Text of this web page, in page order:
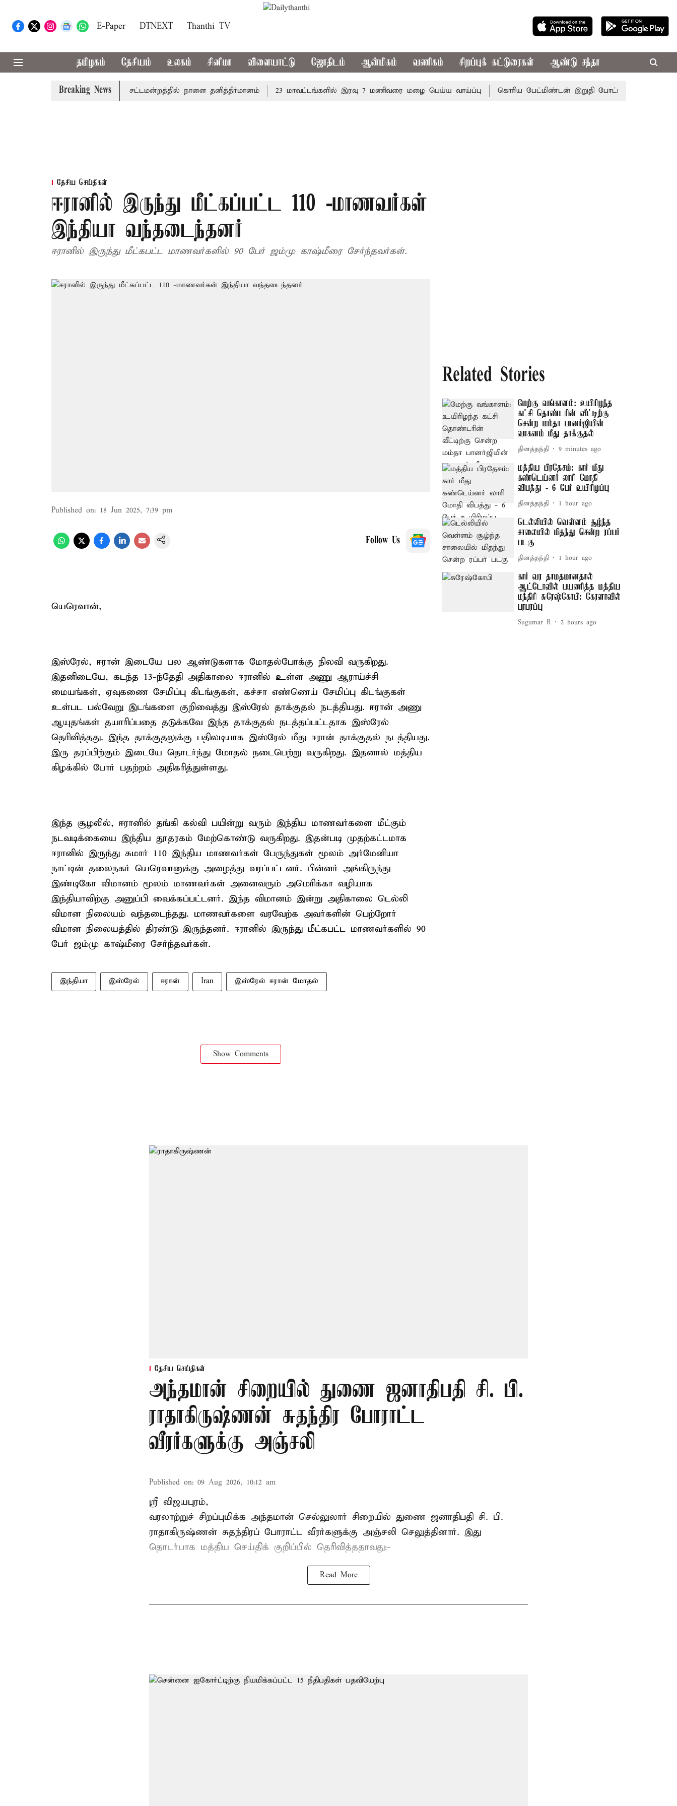
E-Paper DTNEXT Thanthi TV
தமிழகம் தேசியம் உலகம் சினிமா விளையாட்டு ஜோதிடம் ஆன்மிகம் வணிகம் சிறப்புக் கட்டுரைகள் ஆண்டு சந்தா
Breaking News
முதலில் தமிழ்த்தாய் வாழ்த்து: சட்டமன்றத்தில் நாளை தனித்தீர்மானம் 23 மாவட்டங்களில் இரவு 7 மணிவரை மழை பெய்ய வாய்ப்பு கொரிய பேட்மிண்டன் இறுதி போட்டி; இந்திய
தேசிய செய்திகள்
ஈரானில் இருந்து மீட்கப்பட்ட 110 -மாணவர்கள்
இந்தியா வந்தடைந்தனர்
ஈரானில் இருந்து மீட்கபட்ட மாணவர்களில் 90 பேர் ஜம்மு காஷ்மீரை சேர்ந்தவர்கள்.
Published on: 18 Jun 2025, 7:39 pm
Follow Us
யெரெவான்,
இஸ்ரேல், ஈரான் இடையே பல ஆண்டுகளாக மோதல்போக்கு நிலவி வருகிறது.
இதனிடையே, கடந்த 13-ந்தேதி அதிகாலை ஈரானில் உள்ள அணு ஆராய்ச்சி
மையங்கள், ஏவுகணை சேமிப்பு கிடங்குகள், கச்சா எண்ணெய் சேமிப்பு கிடங்குகள்
உள்பட பல்வேறு இடங்களை குறிவைத்து இஸ்ரேல் தாக்குதல் நடத்தியது. ஈரான் அணு
ஆயுதங்கள் தயாரிப்பதை தடுக்கவே இந்த தாக்குதல் நடத்தப்பட்டதாக இஸ்ரேல்
தெரிவித்தது. இந்த தாக்குதலுக்கு பதிலடியாக இஸ்ரேல் மீது ஈரான் தாக்குதல் நடத்தியது.
இரு தரப்பிற்கும் இடையே தொடர்ந்து மோதல் நடைபெற்று வருகிறது. இதனால் மத்திய
கிழக்கில் போர் பதற்றம் அதிகரித்துள்ளது.
இந்த சூழலில், ஈரானில் தங்கி கல்வி பயின்று வரும் இந்திய மாணவர்களை மீட்கும்
நடவடிக்கையை இந்திய தூதரகம் மேற்கொண்டு வருகிறது. இதன்படி முதற்கட்டமாக
ஈரானில் இருந்து சுமார் 110 இந்திய மாணவர்கள் பேருந்துகள் மூலம் அர்மேனியா
நாட்டின் தலைநகர் யெரெவானுக்கு அழைத்து வரப்பட்டனர். பின்னர் அங்கிருந்து
இண்டிகோ விமானம் மூலம் மாணவர்கள் அனைவரும் அமெரிக்கா வழியாக
இந்தியாவிற்கு அனுப்பி வைக்கப்பட்டனர். இந்த விமானம் இன்று அதிகாலை டெல்லி
விமான நிலையம் வந்தடைந்தது. மாணவர்களை வரவேற்க அவர்களின் பெற்றோர்
விமான நிலையத்தில் திரண்டு இருந்தனர். ஈரானில் இருந்து மீட்கபட்ட மாணவர்களில் 90
பேர் ஜம்மு காஷ்மீரை சேர்ந்தவர்கள்.
இந்தியா இஸ்ரேல் ஈரான் Iran இஸ்ரேல் ஈரான் மோதல்
Show Comments
Related Stories
மேற்கு வங்காளம்: உயிரிழந்த
கட்சி தொண்டரின் வீட்டிற்கு
சென்ற மம்தா பானர்ஜியின்
வாகனம் மீது தாக்குதல்
தினத்தந்தி 9 minutes ago
மத்திய பிரதேசம்: கார் மீது
கண்டெய்னர் லாரி மோதி
விபத்து - 6 பேர் உயிரிழப்பு
தினத்தந்தி 1 hour ago
டெல்லியில் வெள்ளம் சூழ்ந்த
சாலையில் மிதந்து சென்ற ரப்பர்
படகு
தினத்தந்தி 1 hour ago
கார் வர தாமதமானதால்
ஆட்டோவில் பயணித்த மத்திய
மந்திரி சுரேஷ்கோபி: கேரளாவில்
பரபரப்பு
Sugumar R 2 hours ago
தேசிய செய்திகள்
அந்தமான் சிறையில் துணை ஜனாதிபதி சி. பி.
ராதாகிருஷ்ணன் சுதந்திர போராட்ட
வீரர்களுக்கு அஞ்சலி
Published on: 09 Aug 2026, 10:12 am
ஸ்ரீ விஜயபுரம்,
வரலாற்றுச் சிறப்புமிக்க அந்தமான் செல்லுலார் சிறையில் துணை ஜனாதிபதி சி. பி.
ராதாகிருஷ்ணன் சுதந்திரப் போராட்ட வீரர்களுக்கு அஞ்சலி செலுத்தினார். இது
தொடர்பாக மத்திய செய்திக் குறிப்பில் தெரிவித்ததாவது:-
Read More